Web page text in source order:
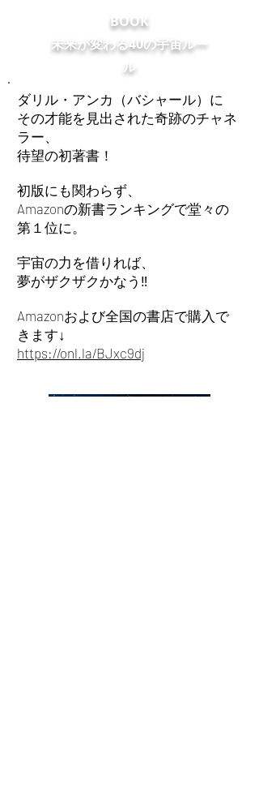
BOOK
​未来が変わる40の宇宙ルー
ル
ダリル・アンカ（バシャール）に
その才能を見出された奇跡のチャネ
ラー​、
​待望の初著書！
初版にも関わらず、
Amazonの新書ランキングで堂々の
第１位に。
宇宙の力を借りれば、
夢がザクザクかなう‼︎
Amazonおよび全国の書店で購入で
きます↓
https://onl.la/BJxc9dj